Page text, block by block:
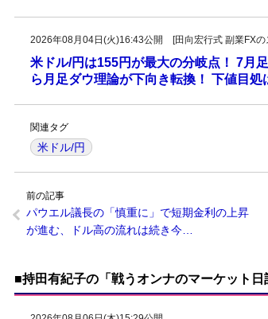
2026年08月04日(火)16:43公開 [田向宏行式 副業FXの
米ドル/円は155円が最大の分岐点！ 7月
ら月足ダウ理論が下向き転換！ 下値目
関連タグ
米ドル/円
前の記事
パウエル議長の「慎重に」で短期金利の上昇
が進む、ドル高の流れは続き今…
■持田有紀子の「戦うオンナのマーケット